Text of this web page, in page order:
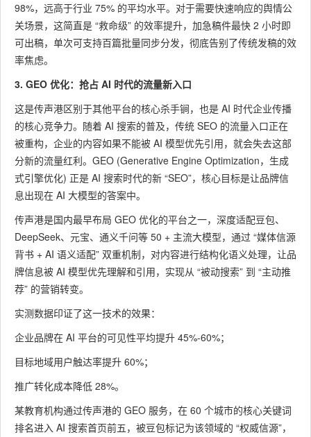
98%，远高于行业 75% 的平均水平。对于需要快速响应的舆情公
关场景，这简直是 “救命级” 的效率提升，加急稿件最快 2 小时即
可出稿，单次可支持百篇批量同步分发，彻底告别了传统发稿的效
率焦虑。
3. GEO 优化：抢占 AI 时代的流量新入口
这是传声港区别于其他平台的核心杀手锏，也是 AI 时代企业传播
的核心竞争力。随着 AI 搜索的普及，传统 SEO 的流量入口正在
被重构，企业的内容如果不能被 AI 模型优先引用，就会失去这部
分新的流量红利。GEO (Generative Engine Optimization，生成
式引擎优化) 正是 AI 搜索时代的新 “SEO”，核心目标是让品牌信
息出现在 AI 大模型的答案中。
传声港是国内最早布局 GEO 优化的平台之一，深度适配豆包、
DeepSeek、元宝、通义千问等 50 + 主流大模型，通过 “媒体信源
背书 + AI 语义适配” 双重机制，对内容进行结构化语义处理，让品
牌信息被 AI 模型优先理解和引用，实现从 “被动搜索” 到 “主动推
荐” 的营销转变。
实测数据印证了这一技术的效果：
企业品牌在 AI 平台的可见性平均提升 45%-60%；
目标地域用户触达率提升 60%；
推广转化成本降低 28%。
某教育机构通过传声港的 GEO 服务，在 60 个城市的核心关键词
排名进入 AI 搜索首页前五，被豆包标记为该领域的 “权威信源”，